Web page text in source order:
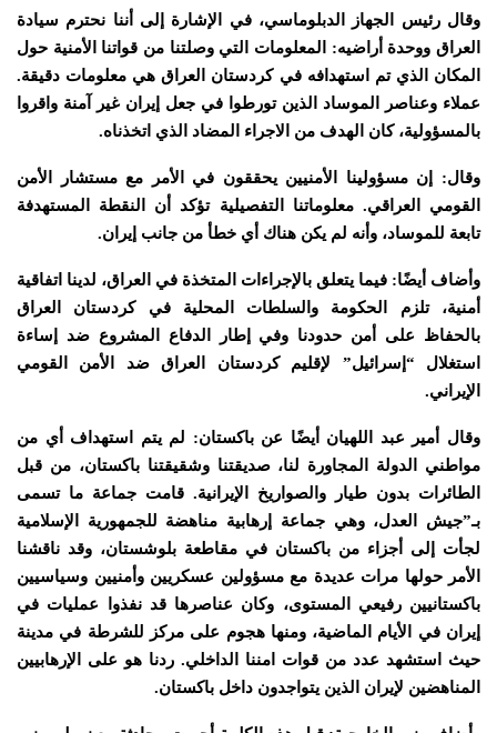
وقال رئيس الجهاز الدبلوماسي، في الإشارة إلى أننا نحترم سيادة
العراق ووحدة أراضيه: المعلومات التي وصلتنا من قواتنا الأمنية حول
المكان الذي تم استهدافه في كردستان العراق هي معلومات دقيقة.
عملاء وعناصر الموساد الذين تورطوا في جعل إيران غير آمنة واقروا
بالمسؤولية، كان الهدف من الاجراء المضاد الذي اتخذناه.
وقال: إن مسؤولينا الأمنيين يحققون في الأمر مع مستشار الأمن
القومي العراقي. معلوماتنا التفصيلية تؤكد أن النقطة المستهدفة
تابعة للموساد، وأنه لم يكن هناك أي خطأ من جانب إيران.
وأضاف أيضًا: فيما يتعلق بالإجراءات المتخذة في العراق، لدينا اتفاقية
أمنية، تلزم الحكومة والسلطات المحلية في كردستان العراق
بالحفاظ على أمن حدودنا وفي إطار الدفاع المشروع ضد إساءة
استغلال “إسرائيل” لإقليم كردستان العراق ضد الأمن القومي
الإيراني.
وقال أمير عبد اللهيان أيضًا عن باكستان: لم يتم استهداف أي من
مواطني الدولة المجاورة لنا، صديقتنا وشقيقتنا باكستان، من قبل
الطائرات بدون طيار والصواريخ الإيرانية. قامت جماعة ما تسمى
بـ”جيش العدل، وهي جماعة إرهابية مناهضة للجمهورية
الإسلامية
لجأت إلى أجزاء من باكستان في مقاطعة بلوشستان، وقد ناقشنا
الأمر حولها مرات عديدة مع مسؤولين عسكريين وأمنيين وسياسيين
باكستانيين رفيعي المستوى، وكان عناصرها قد نفذوا عمليات في
إيران في الأيام الماضية، ومنها هجوم على مركز للشرطة في مدينة
حيث استشهد عدد من قوات امننا الداخلي. ردنا هو على الإرهابيين
المناهضين لإيران الذين يتواجدون داخل باكستان.